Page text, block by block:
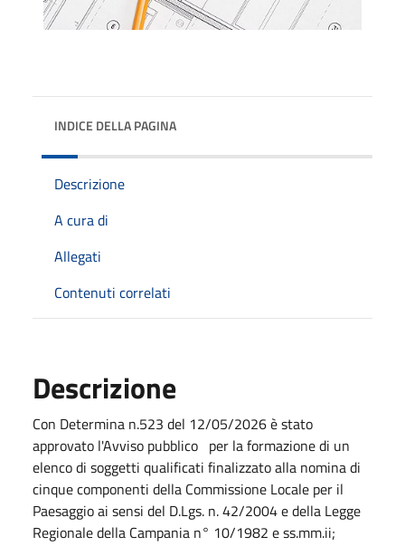
INDICE DELLA PAGINA
Descrizione
A cura di
Allegati
Contenuti correlati
Descrizione
Con Determina n.523 del 12/05/2026 è stato
approvato l'Avviso pubblico per la formazione di un
elenco di soggetti qualificati finalizzato alla nomina di
cinque componenti della Commissione Locale per il
Paesaggio ai sensi del D.Lgs. n. 42/2004 e della Legge
Regionale della Campania n° 10/1982 e ss.mm.ii;